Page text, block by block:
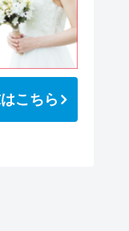
こちら